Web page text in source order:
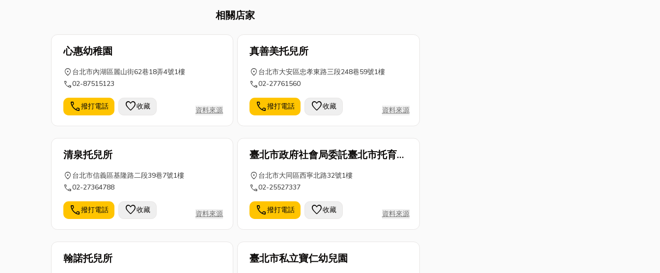
好好認識...
家，大件小件都搞定】。那搬
糾紛，最...
相關店家
心惠幼稚園
location_on 台北市內湖區麗山街62巷18弄4號1樓
call02-87515123
call撥打電話 favorite收藏 資料來源
真善美托兒所
location_on 台北市大安區忠孝東路三段248巷59號1樓
call02-27761560
call撥打電話 favorite收藏 資料來源
清泉托兒所
location_on 台北市信義區基隆路二段39巷7號1樓
call02-27364788
call撥打電話 favorite收藏 資料來源
臺北市政府社會局委託臺北市托育協
會經營管理臺北市忠孝社區公共托育
location_on 台北市大同區西寧北路32號1樓
call02-25527337
call撥打電話 favorite收藏 資料來源
翰諾托兒所 臺北市私立寶仁幼兒園